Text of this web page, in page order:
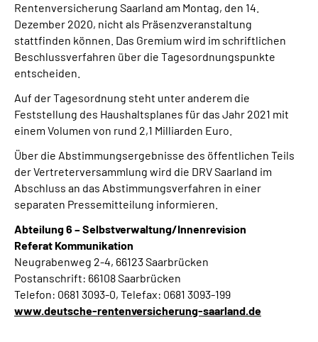
Rentenversicherung Saarland am Montag, den 14.
Dezember 2020, nicht als Präsenzveranstaltung
stattfinden können. Das Gremium wird im schriftlichen
Beschlussverfahren über die Tagesordnungspunkte
entscheiden.
Auf der Tagesordnung steht unter anderem die
Feststellung des Haushaltsplanes für das Jahr 2021 mit
einem Volumen von rund 2,1 Milliarden Euro.
Über die Abstimmungsergebnisse des öffentlichen Teils
der Vertreterversammlung wird die DRV Saarland im
Abschluss an das Abstimmungsverfahren in einer
separaten Pressemitteilung informieren.
Abteilung 6 – Selbstverwaltung/Innenrevision
Referat Kommunikation
Neugrabenweg 2-4, 66123 Saarbrücken
Postanschrift: 66108 Saarbrücken
Telefon: 0681 3093-0, Telefax: 0681 3093-199
www.deutsche-rentenversicherung-saarland.de